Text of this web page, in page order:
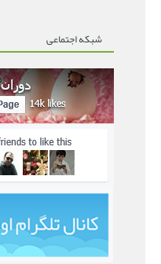
شبکه اجتماعی